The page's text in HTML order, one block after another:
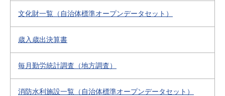
文化財一覧（自治体標準オープンデータセット）
歳入歳出決算書
毎月勤労統計調査（地方調査）
消防水利施設一覧（自治体標準オープンデータセット）